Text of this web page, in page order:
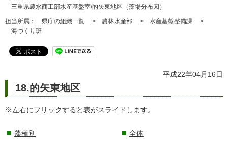
三重県農水商工部水産基盤室/的矢東地区（藻場分布図）
担当所属： 県庁の組織一覧 > 農林水産部 > 水産基盤整備課 >
海づくり班
平成22年04月16日
18.的矢東地区
※左右にフリックすると表がスライドします。
藻種別 全体